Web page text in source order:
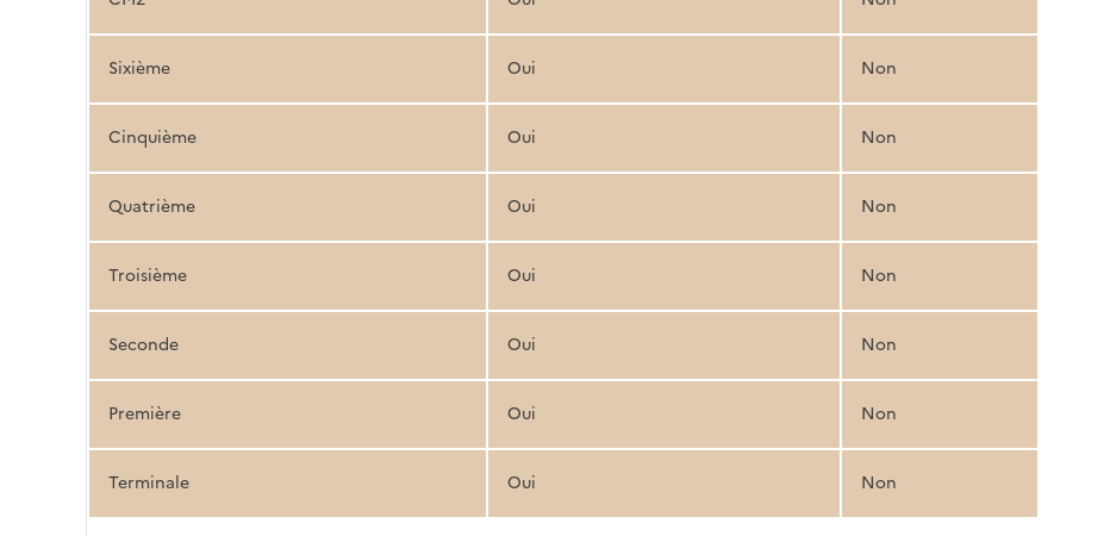
Sixième Oui Non
Cinquième Oui Non
Quatrième Oui Non
Troisième Oui Non
Seconde Oui Non
Première Oui Non
Terminale Oui Non